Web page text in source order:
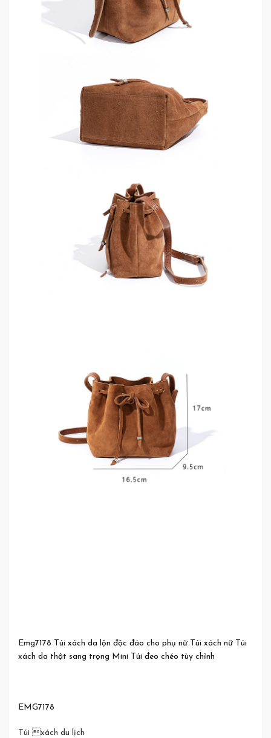
Emg7178 Túi xách da lộn độc đáo cho phụ nữ Túi xách nữ Túi
xách da thật sang trọng Mini Túi đeo chéo tùy chỉnh
EMG7178
Túi xách du lịch